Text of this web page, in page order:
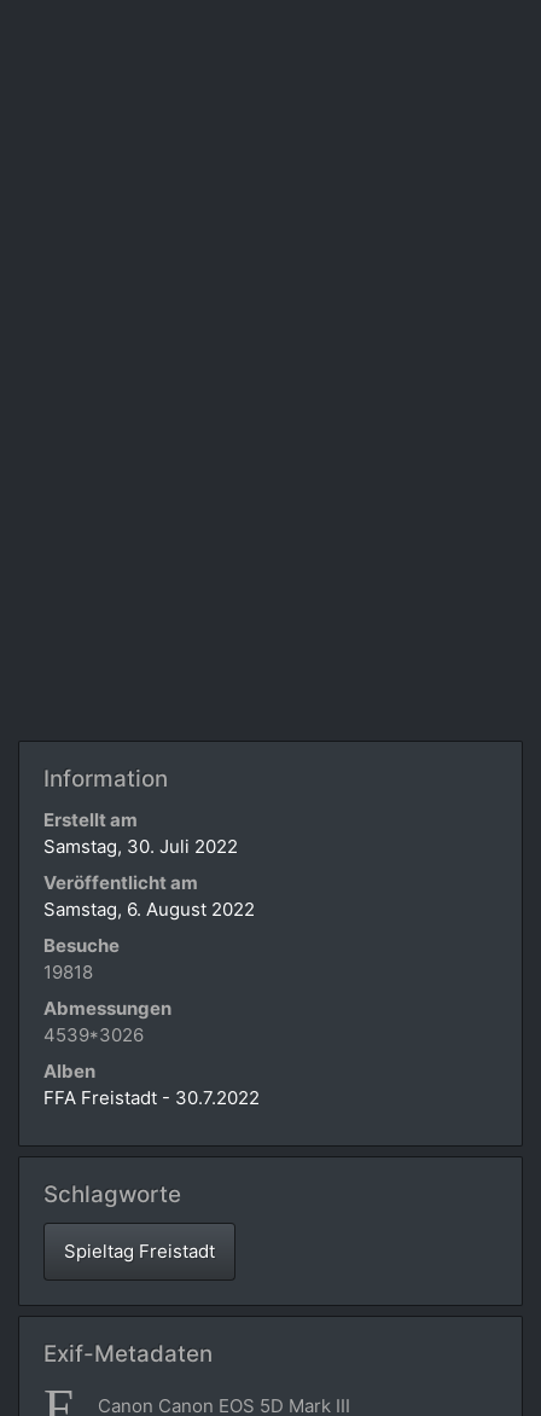
Information
Erstellt am
Samstag, 30. Juli 2022
Veröffentlicht am
Samstag, 6. August 2022
Besuche
19818
Abmessungen
4539*3026
Alben
FFA Freistadt - 30.7.2022
Schlagworte
Spieltag Freistadt
Exif-Metadaten
Canon Canon EOS 5D Mark III